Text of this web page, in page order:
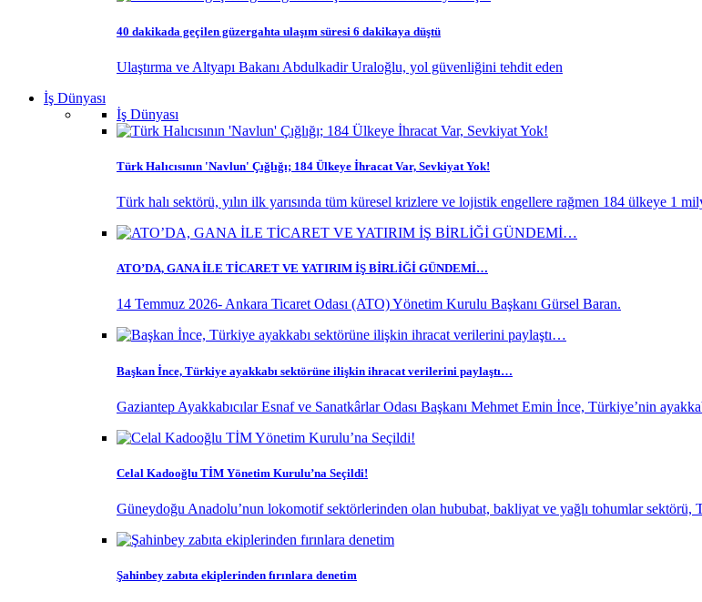
40 dakikada geçilen güzergahta ulaşım süresi 6 dakikaya düştü
Ulaştırma ve Altyapı Bakanı Abdulkadir Uraloğlu, yol güvenliğini tehdit eden
İş Dünyası
İş Dünyası
Türk Halıcısının 'Navlun' Çığlığı; 184 Ülkeye İhracat Var, Sevkiyat Yok!
Türk halı sektörü, yılın ilk yarısında tüm küresel krizlere ve lojistik engellere rağmen 184 ülkeye 1
ATO’DA, GANA İLE TİCARET VE YATIRIM İŞ BİRLİĞİ GÜNDEMİ…
14 Temmuz 2026- Ankara Ticaret Odası (ATO) Yönetim Kurulu Başkanı Gürsel Baran.
Başkan İnce, Türkiye ayakkabı sektörüne ilişkin ihracat verilerini paylaştı…
Gaziantep Ayakkabıcılar Esnaf ve Sanatkârlar Odası Başkanı Mehmet Emin İnce, Türkiye’nin
Celal Kadooğlu TİM Yönetim Kurulu’na Seçildi!
Güneydoğu Anadolu’nun lokomotif sektörlerinden olan hububat, bakliyat ve yağlı tohumlar sektörü,
Şahinbey zabıta ekiplerinden fırınlara denetim